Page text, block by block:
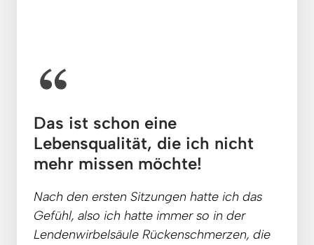
Das ist schon eine
Lebensqualität, die ich nicht
mehr missen möchte!
Nach den ersten Sitzungen hatte ich
Gefühl, also ich hatte immer so in
der
Lendenwirbelsäule Rückenschmerzen,